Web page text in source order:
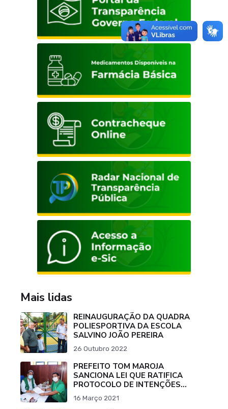
Mais lidas
REINAUGURAÇÃO DA QUADRA
POLIESPORTIVA DA ESCOLA
SALVINO JOÃO PEREIRA
26 Outubro 2022
PREFEITO TOM MAROJA
SANCIONA LEI QUE RATIFICA
PROTOCOLO DE INTENÇÕES
PARA COMPRA DE VACINA
CONTRA O COVID-19.
16 Março 2021